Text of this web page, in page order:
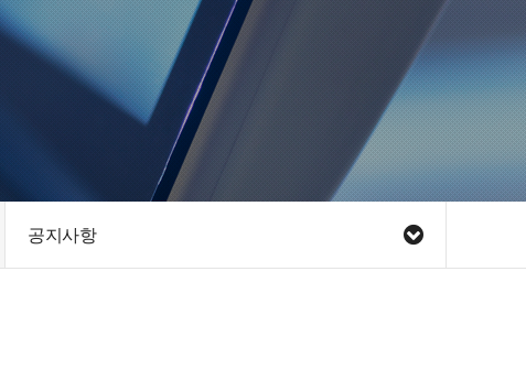
공지사항